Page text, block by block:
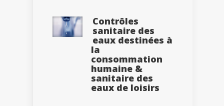
Contrôles
sanitaire des
eaux destinées à
la
consommation
humaine &
sanitaire des
eaux de loisirs